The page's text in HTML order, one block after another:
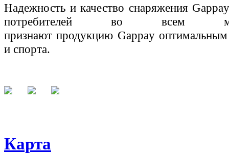
Надежность и качество снаряжения
потребителей во всем
признают продукцию Gappay
и спорта.
Карта